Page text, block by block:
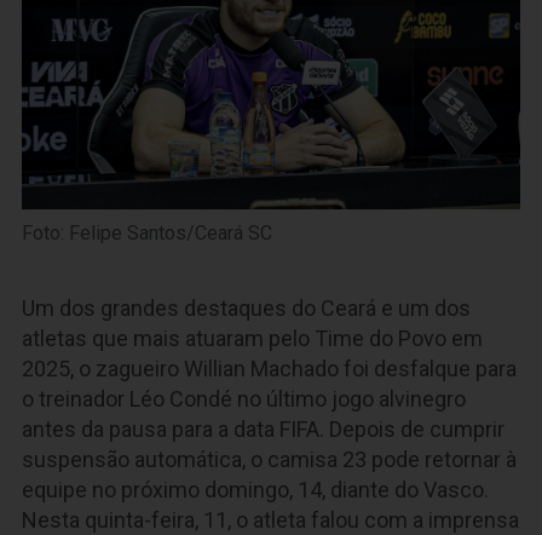
Foto: Felipe Santos/Ceará SC
Um dos grandes destaques do Ceará e um dos
atletas que mais atuaram pelo Time do Povo em
2025, o zagueiro Willian Machado foi desfalque para
o treinador Léo Condé no último jogo alvinegro
antes da pausa para a data FIFA. Depois de cumprir
suspensão automática, o camisa 23 pode retornar à
equipe no próximo domingo, 14, diante do Vasco.
Nesta quinta-feira, 11, o atleta falou com a imprensa